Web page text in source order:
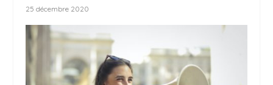
25 décembre 2020